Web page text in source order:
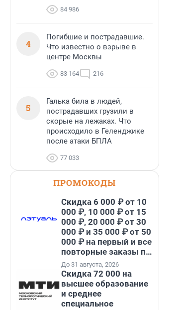
84 986
4
Погибшие и пострадавшие.
Что известно о взрыве в
центре Москвы
83 164 216
5
Галька била в людей,
пострадавших грузили в
скорые на лежаках. Что
происходило в Геленджике
после атаки БПЛА
77 033
ПРОМОКОДЫ
Скидка 6 000 ₽ от 10
000 ₽, 10 000 ₽ от 15
000 ₽, 20 000 ₽ от 30
000 ₽ и 35 000 ₽ от 50
000 ₽ на первый и все
повторные заказы по
промокоду НАБЕРИ
До 31 августа, 2026
Скидка 72 000 на
высшее образование
и среднее
специальное